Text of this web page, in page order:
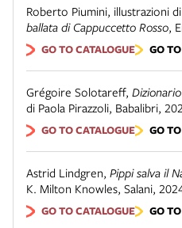
Roberto Piumini, illustrazioni
ballata di Cappuccetto Rosso,
GO TO CATALOGUE GO
Grégoire Solotareff,
di Paola Pirazzoli, Babalibri,
GO TO CATALOGUE GO
Astrid Lindgren, Pippi salva il
K. Milton Knowles, Salani,
GO TO CATALOGUE GO